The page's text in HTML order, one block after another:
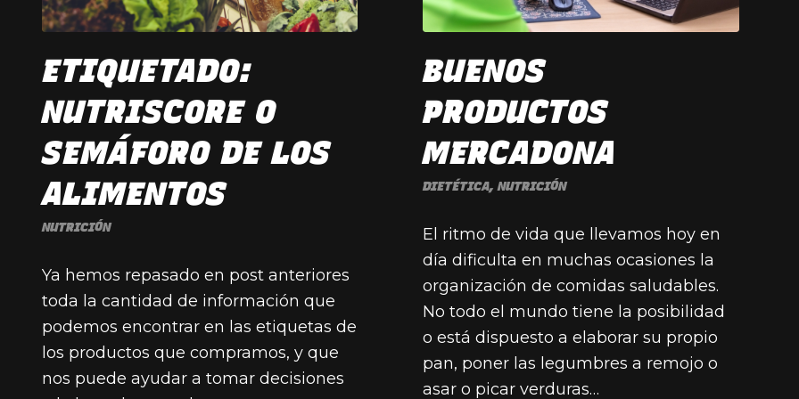
ETIQUETADO:
NUTRISCORE O
SEMÁFORO DE LOS
ALIMENTOS
NUTRICIÓN
Ya hemos repasado en post anteriores
toda la cantidad de información que
podemos encontrar en las etiquetas de
los productos que compramos, y que
nos puede ayudar a tomar decisiones
BUENOS
PRODUCTOS
MERCADONA
DIETÉTICA,NUTRICIÓN
El ritmo de vida que llevamos hoy en
día dificulta en muchas ocasiones la
organización de comidas saludables.
No todo el mundo tiene la posibilidad
o está dispuesto a elaborar su propio
pan, poner las legumbres a remojo o
asar o picar verduras…